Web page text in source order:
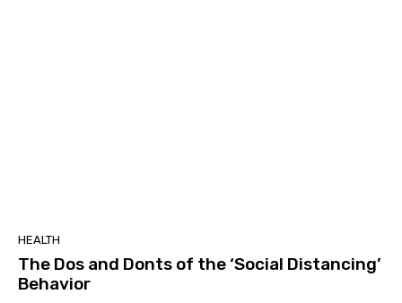
HEALTH
The Dos and Donts of the ‘Social Distancing’
Behavior